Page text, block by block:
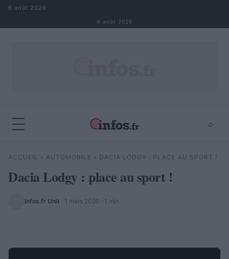
Aller au contenu
6 août 2026
6 août 2026
⌕
Rechercher ⌕ ×
ACCUEIL » AUTOMOBILE » DACIA LODGY : PLACE AU SPORT !
Dacia Lodgy : place au sport !
Infos.fr Unit · 1 mars 2020 · 1 min